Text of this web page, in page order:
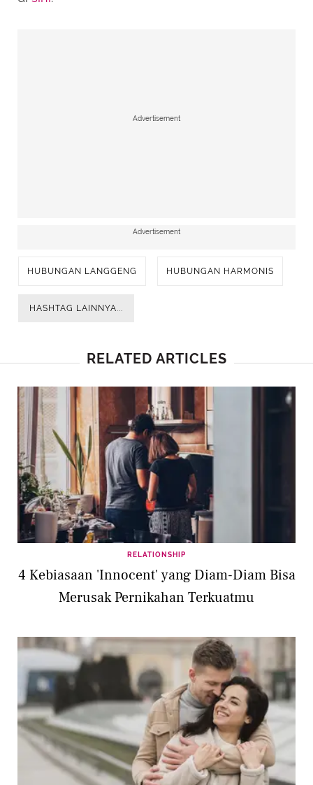
Advertisement
Advertisement
HUBUNGAN LANGGENG HUBUNGAN HARMONIS
HASHTAG LAINNYA...
RELATED ARTICLES
RELATIONSHIP
4 Kebiasaan 'Innocent' yang Diam-Diam Bisa
Merusak Pernikahan Terkuatmu